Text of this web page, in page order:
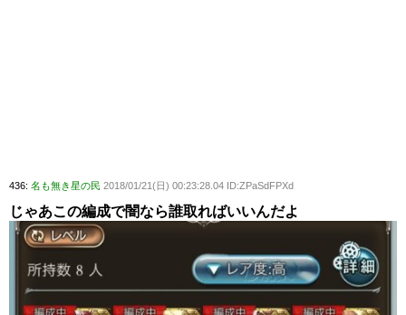
436: 名も無き星の民 2018/01/21(日) 00:23:28.04 ID:ZPaSdFPXd
じゃあこの編成で闇なら誰取ればいいんだよ